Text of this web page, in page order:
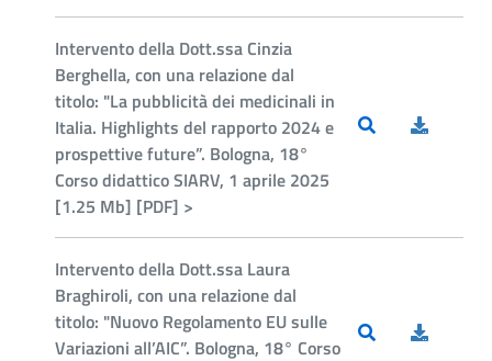
Intervento della Dott.ssa Cinzia
Berghella, con una relazione dal
titolo: "La pubblicità dei medicinali in
Italia. Highlights del rapporto 2024 e
prospettive future”. Bologna, 18°
Corso didattico SIARV, 1 aprile 2025
[1.25 Mb] [PDF] >
Intervento della Dott.ssa Laura
Braghiroli, con una relazione dal
titolo: "Nuovo Regolamento EU sulle
Variazioni all’AIC”. Bologna, 18° Corso